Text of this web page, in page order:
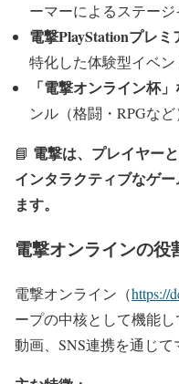
ーマーによるステージ
電撃PlayStationプレミ
特化した体験型イベン
「電撃オンライン杯
ンル（格闘・RPGな
📘 電撃は、プレイヤー
インタラクティブなゲ
ます。
電撃オンラインの役
電撃オンライン（https://
ープの中核として機能し
動画、SNS連携を通じ